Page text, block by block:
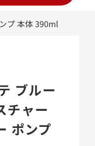
プ 本体 390ml
ブルー
チャー
ポンプ